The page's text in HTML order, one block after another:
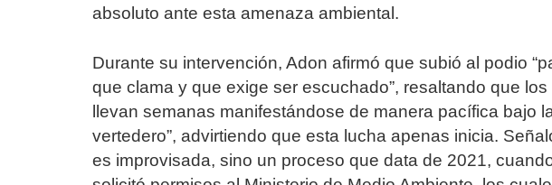
absoluto ante esta amenaza ambiental.
Durante su intervención, Adon afirmó que subió al podio
que clama y que exige ser escuchado”, resaltando que
llevan semanas manifestándose de manera pacífica bajo
vertedero”, advirtiendo que esta lucha apenas inicia.
es improvisada, sino un proceso que data de 2021,